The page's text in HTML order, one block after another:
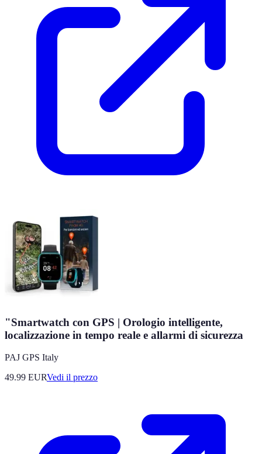
"Smartwatch con GPS | Orologio intelligente,
localizzazione in tempo reale e allarmi di sicurezza
PAJ GPS Italy
49.99 EURVedi il prezzo